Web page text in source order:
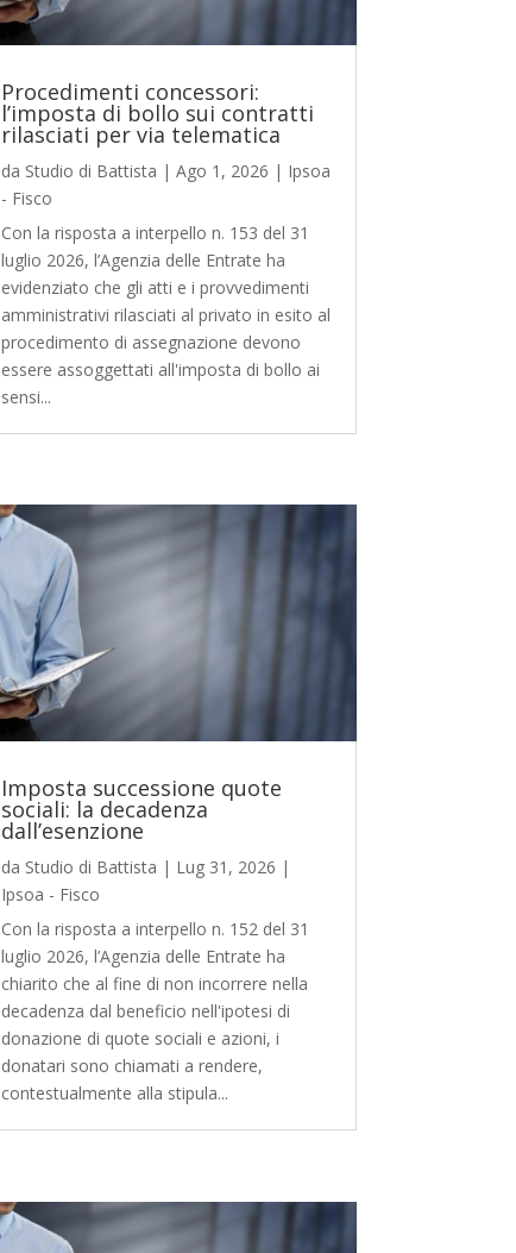
Procedimenti concessori:
l’imposta di bollo sui contratti
rilasciati per via telematica
da Studio di Battista | Ago 1, 2026 | Ipsoa
- Fisco
Con la risposta a interpello n. 153 del 31
luglio 2026, l’Agenzia delle Entrate ha
evidenziato che gli atti e i provvedimenti
amministrativi rilasciati al privato in esito al
procedimento di assegnazione devono
essere assoggettati all'imposta di bollo ai
sensi...
Imposta successione quote
sociali: la decadenza
dall’esenzione
da Studio di Battista | Lug 31, 2026 |
Ipsoa - Fisco
Con la risposta a interpello n. 152 del 31
luglio 2026, l’Agenzia delle Entrate ha
chiarito che al fine di non incorrere nella
decadenza dal beneficio nell'ipotesi di
donazione di quote sociali e azioni, i
donatari sono chiamati a rendere,
contestualmente alla stipula...